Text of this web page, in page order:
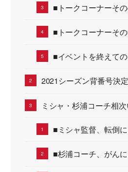
■トークコーナーそ
■トークコーナーそ
■イベントを終えて
2021シーズン背番号決定
ミシャ・杉浦コーチ相
■ミシャ監督、転倒
■杉浦コーチ、がん